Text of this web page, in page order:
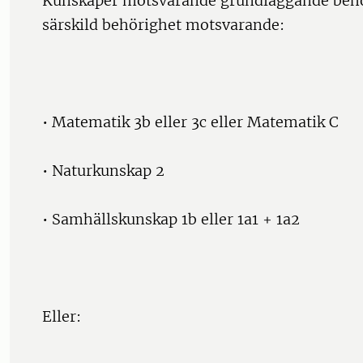
särskild behörighet motsvarande:
• Matematik 3b eller 3c eller Matematik C
• Naturkunskap 2
• Samhällskunskap 1b eller 1a1 + 1a2
Eller: